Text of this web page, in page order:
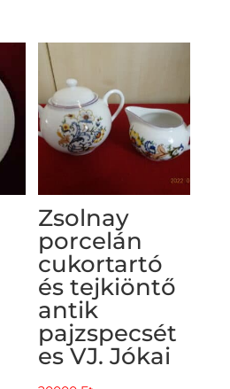
Zsolnay
porcelán
cukortartó
és tejkiöntő
antik
pajzspecsét
es VJ. Jókai